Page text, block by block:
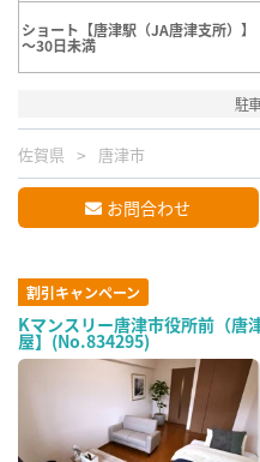
ショート【唐津駅（JA唐津支所）】
～30日未満
駐
佐賀県 唐津市
お問合わせ
割引キャンペーン
Kマンスリー唐津市役所前（唐
屋】(No.834295)